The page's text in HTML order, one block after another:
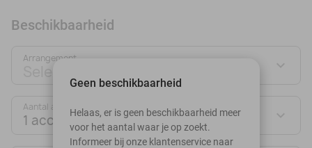
Beschikbaarheid
Arrangement
Selecteer jouw deal
Aantal accommodaties:
1 accommodatie
Geen beschikbaarheid
Helaas, er is geen beschikbaarheid meer
voor het aantal waar je op zoekt.
Informeer bij onze klantenservice naar